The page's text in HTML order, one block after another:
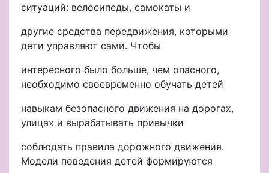
ситуаций: велосипеды, самокаты и
другие средства передвижения, которыми
дети управляют сами. Чтобы
интересного было больше, чем опасного,
необходимо своевременно обучать детей
навыкам безопасного движения на дорогах,
улицах и вырабатывать привычки
соблюдать правила дорожного движения.
Модели поведения детей формируются